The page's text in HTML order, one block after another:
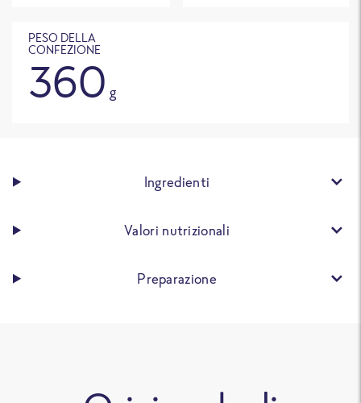
PESO DELLA
CONFEZIONE
360 g
Ingredienti
Valori nutrizionali
Preparazione